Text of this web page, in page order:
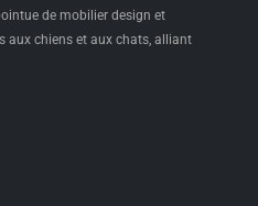
de mobilier design et
aux chiens et aux chats, alliant